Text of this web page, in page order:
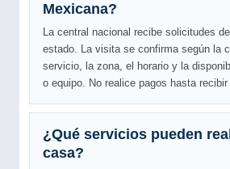
Mexicana?
La central nacional recibe solicitudes
estado. La visita se confirma según la
servicio, la zona, el horario y la
o equipo. No realice pagos hasta
¿Qué servicios pueden
casa?